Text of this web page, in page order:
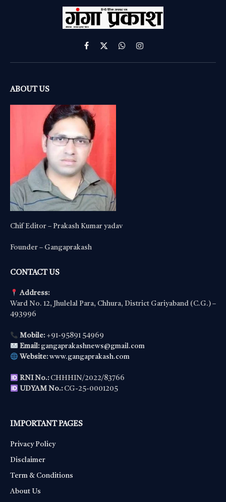
Facebook
X
(Twitter)
WhatsAppInstagram
ABOUT US
Chif Editor – Prakash Kumar yadav
Founder – Gangaprakash
CONTACT US
Address:
Ward No. 12, Jhulelal Para, Chhura, District Gariyaband (C.G.) –
493996
Mobile:+91-95891 54969
Email: gangaprakashnews@gmail.com
Website: www.gangaprakash.com
RNI No.:CHHHIN/2022/83766
UDYAM No.:CG-25-0001205
IMPORTANT PAGES
Privacy Policy
Disclaimer
Term & Conditions
About Us